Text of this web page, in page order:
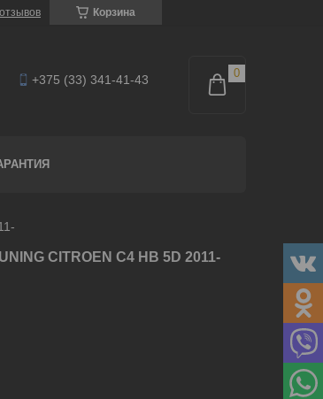
Корзина
+375 (33) 341-41-43
CITROEN C4 HB 5D 2011-